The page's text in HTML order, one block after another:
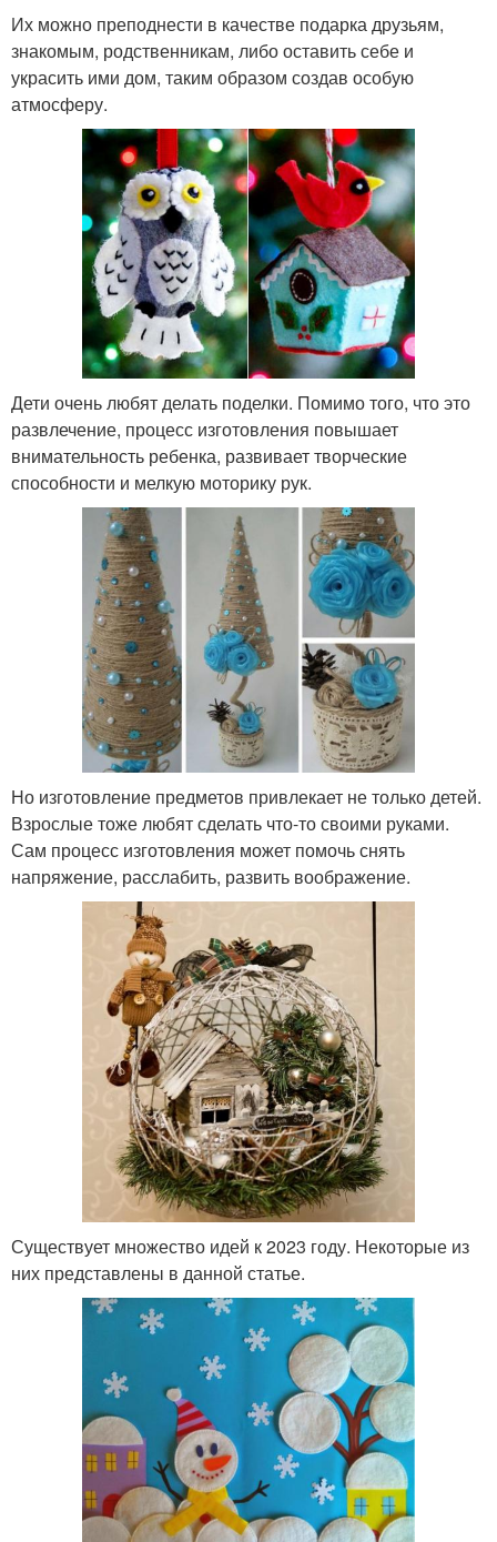
Их можно преподнести в качестве подарка друзьям,
знакомым, родственникам, либо оставить себе и
украсить ими дом, таким образом создав особую
атмосферу.
Дети очень любят делать поделки. Помимо того, что это
развлечение, процесс изготовления повышает
внимательность ребенка, развивает творческие
способности и мелкую моторику рук.
Но изготовление предметов привлекает не только детей.
Взрослые тоже любят сделать что-то своими руками.
Сам процесс изготовления может помочь снять
напряжение, расслабить, развить воображение.
Существует множество идей к 2023 году. Некоторые из
них представлены в данной статье.